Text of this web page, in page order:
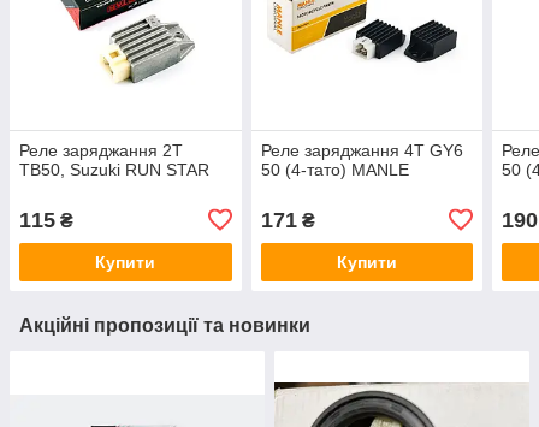
Реле заряджання 2T
TB50, Suzuki RUN STAR
115 ₴
Купити
Реле заряджання 4T GY6
50 (4-тато) MANLE
171₴
Купити
50
190
Акційні пропозиції та новинки